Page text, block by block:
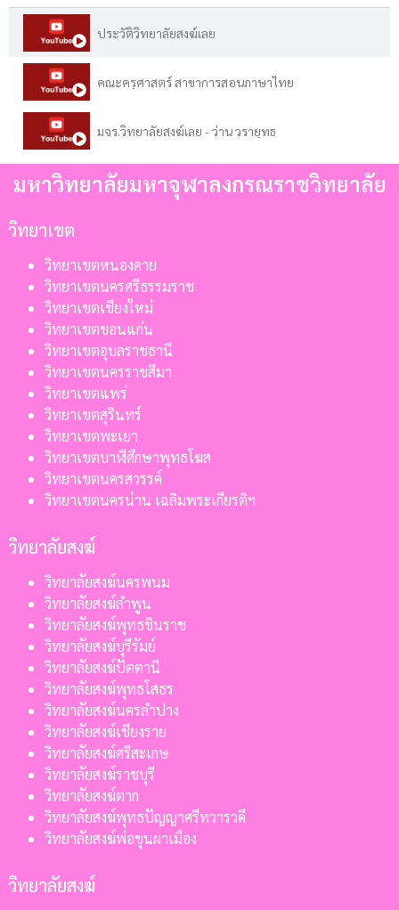
ประวัติวิทยาลัยสงฆ์เลย
คณะครุศาสตร์ สาขาการสอนภาษาไทย
มจร.วิทยาลัยสงฆ์เลย - ว่าน วรายุทธ
มหาวิทยาลัยมหาจุฬาลงกรณราชวิทยาลัย
วิทยาเขต
วิทยาเขตหนองคาย
วิทยาเขตนครศรีธรรมราช
วิทยาเขตเชียงใหม่
วิทยาเขตขอนแก่น
วิทยาเขตอุบลราชธานี
วิทยาเขตนครราชสีมา
วิทยาเขตแพร่
วิทยาเขตสุรินทร์
วิทยาเขตพะเยา
วิทยาเขตบาฬีศึกษาพุทธโฆส
วิทยาเขตนครสวรรค์
วิทยาเขตนครน่าน เฉลิมพระเกียรติฯ
วิทยาลัยสงฆ์
วิทยาลัยสงฆ์นครพนม
วิทยาลัยสงฆ์ลำพูน
วิทยาลัยสงฆ์พุทธชินราช
วิทยาลัยสงฆ์บุรีรัมย์
วิทยาลัยสงฆ์ปัตตานี
วิทยาลัยสงฆ์พุทธโสธร
วิทยาลัยสงฆ์นครลำปาง
วิทยาลัยสงฆ์เชียงราย
วิทยาลัยสงฆ์ศรีสะเกษ
วิทยาลัยสงฆ์ราชบุรี
วิทยาลัยสงฆ์ตาก
วิทยาลัยสงฆ์พุทธปัญญาศรีทวารวดี
วิทยาลัยสงฆ์พ่อขุนผาเมือง
วิทยาลัยสงฆ์